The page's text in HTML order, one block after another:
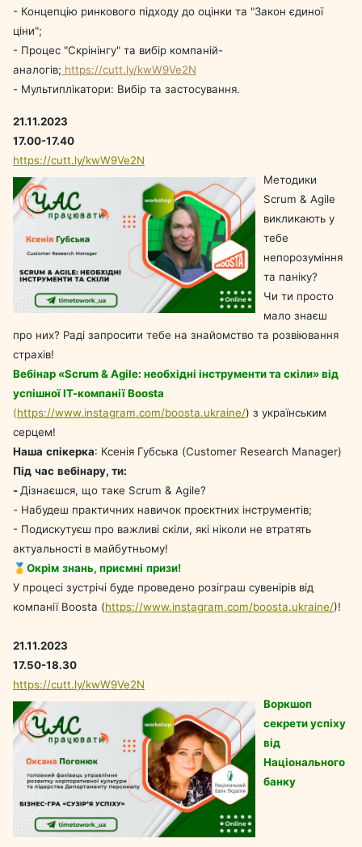
- Концепцію ринкового підходу до оцінки та "Закон єдиної
ціни";
- Процес "Скрінінгу" та вибір компаній-
аналогів; https://cutt.ly/kwW9Ve2N
- Мультиплікатори: Вибір та застосування.
21.11.2023
17.00-17.40
https://cutt.ly/kwW9Ve2N
Методики
Scrum & Agile
викликають у
тебе
непорозуміння
та паніку?
Чи ти просто
мало знаєш
про них? Раді запросити тебе на знайомство та розвіювання
страхів!
Вебінар «Scrum & Agile: необхідні інструменти та скіли» від
успішної ІТ-компанії Boosta
(https://www.instagram.com/boosta.ukraine/) з українським
серцем!
Наша спікерка: Ксенія Губська (Customer Research Manager)
Під час вебінару, ти:
- Дізнаєшся, що таке Scrum & Agile?
- Набудеш практичних навичок проєктних інструментів;
- Подискутуєш про важливі скіли, які ніколи не втратять
актуальності в майбутньому!
🥇 Окрім знань, приємні призи!
У процесі зустрічі буде проведено розіграш сувенірів від
компанії Boosta (https://www.instagram.com/boosta.ukraine/)!
21.11.2023
17.50-18.30
https://cutt.ly/kwW9Ve2N
Воркшоп
секрети успіху
від
Національного
банку